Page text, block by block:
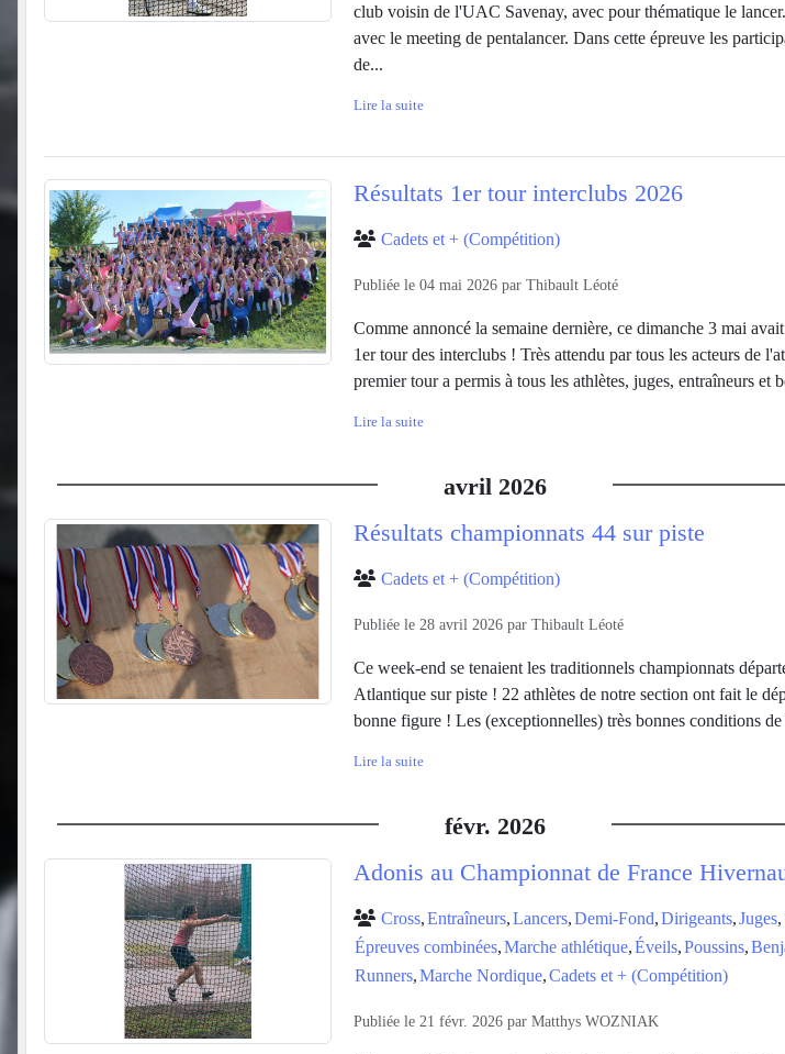
club voisin de l'UAC Savenay, avec pour thématique le
avec le meeting de pentalancer. Dans cette épreuve les
de...
Lire la suite
Résultats 1er tour interclubs 2026
Cadets et + (Compétition)
Publiée le 04 mai 2026par Thibault Léoté
Comme annoncé la semaine dernière, ce dimanche 3 mai
1er tour des interclubs ! Très attendu par tous les acteurs de
premier tour a permis à tous les athlètes, juges, entraîneurs et
Lire la suite
avril 2026
Résultats championnats 44 sur piste
Cadets et + (Compétition)
Publiée le 28 avril 2026par Thibault Léoté
Ce week-end se tenaient les traditionnels championnats
Atlantique sur piste ! 22 athlètes de notre section ont fait le
bonne figure ! Les (exceptionnelles) très bonnes conditions
Lire la suite
févr. 2026
Adonis au Championnat de France
Cross Entraîneurs Lancers Demi-Fond Dirigeants Juges
Épreuves combinées Marche athlétique Éveils Poussins
Runners Marche Nordique Cadets et + (Compétition)
Publiée le 21 févr. 2026par Matthys WOZNIAK